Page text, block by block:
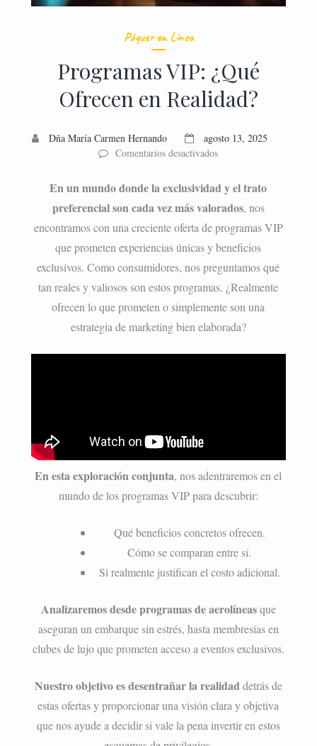
Póquer en Línea
Programas VIP: ¿Qué
Ofrecen en Realidad?
Dña María Carmen Hernando
agosto 13, 2025
Comentarios desactivadosen
VIP:
¿Qué
Ofrecen
en
Realidad?
En un mundo donde la exclusividad y el trato
preferencial son cada vez más valorados, nos
encontramos con una creciente oferta de programas VIP
que prometen experiencias únicas y beneficios
exclusivos. Como consumidores, nos preguntamos qué
tan reales y valiosos son estos programas. ¿Realmente
ofrecen lo que prometen o simplemente son una
estrategia de marketing bien elaborada?
En esta exploración conjunta, nos adentraremos en el
mundo de los programas VIP para descubrir:
Qué beneficios concretos ofrecen.
Cómo se comparan entre sí.
Si realmente justifican el costo adicional.
Analizaremos desde programas de aerolíneasque
aseguran un embarque sin estrés, hasta membresías en
clubes de lujo que prometen acceso a eventos exclusivos.
Nuestro objetivo es desentrañar la realidaddetrás de
estas ofertas y proporcionar una visión clara y objetiva
que nos ayude a decidir si vale la pena invertir en estos